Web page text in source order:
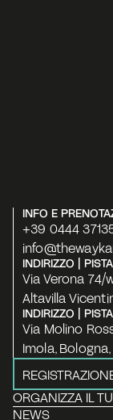
INFO E
+39 0444
INDIRIZZO |
Via Verona 74/
Altavilla
INDIRIZZO |
Via Molino
Imola,
ORGANIZZA IL
NEWS